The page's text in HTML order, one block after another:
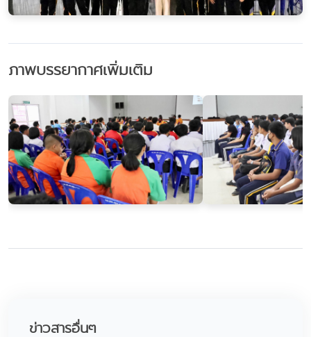
ภาพบรรยากาศเพิ่มเติม
ข่าวสารอื่นๆ